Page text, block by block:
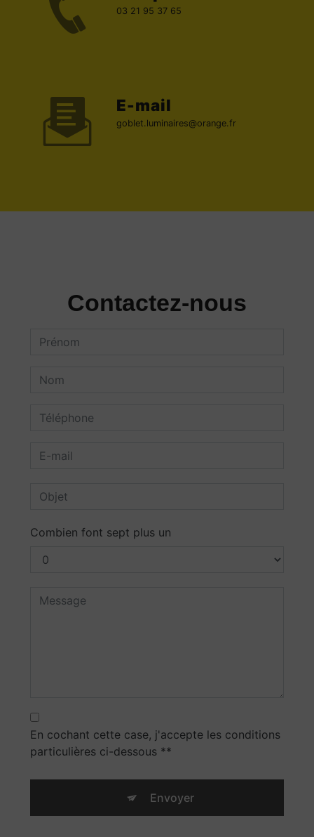
03 21 95 37 65
E-mail
goblet.luminaires@orange.fr
Contactez-nous
Combien font sept plus un
En cochant cette case, j'accepte les conditions
particulières ci-dessous **
Envoyer